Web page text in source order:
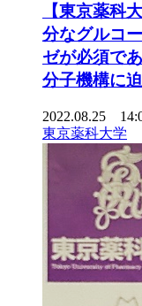
【東京薬科
分なグルコ
ゼが必須で
分子機構に
2022.08.25
東京薬科大学